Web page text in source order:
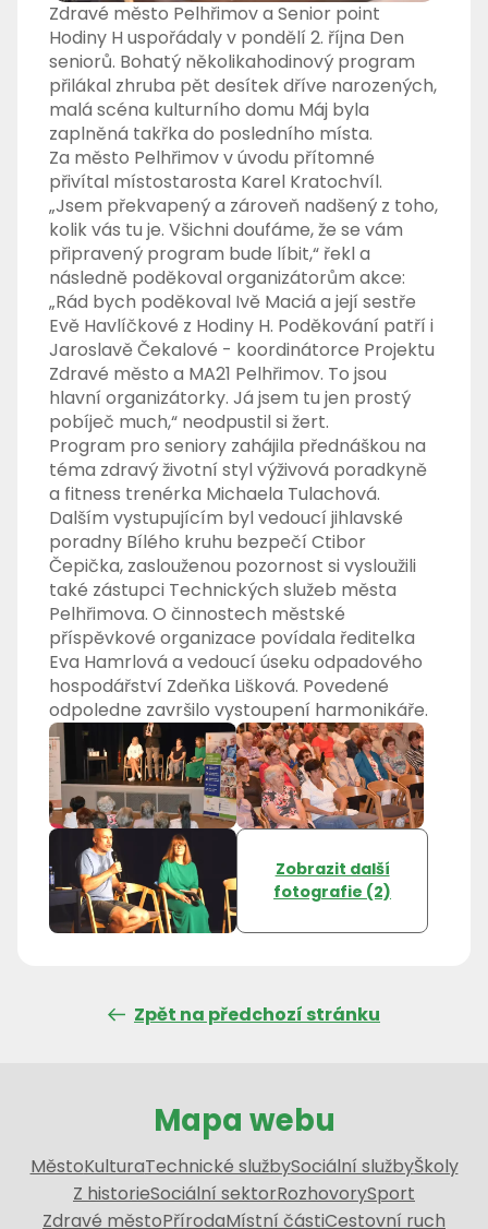
Zdravé město Pelhřimov a Senior point
Hodiny H uspořádaly v pondělí 2. října Den
seniorů. Bohatý několikahodinový program
přilákal zhruba pět desítek dříve narozených,
malá scéna kulturního domu Máj byla
zaplněná takřka do posledního místa.
Za město Pelhřimov v úvodu přítomné
přivítal místostarosta Karel Kratochvíl.
„Jsem překvapený a zároveň nadšený z toho,
kolik vás tu je. Všichni doufáme, že se vám
připravený program bude líbit,“ řekl a
následně poděkoval organizátorům akce:
„Rád bych poděkoval Ivě Maciá a její sestře
Evě Havlíčkové z Hodiny H. Poděkování patří i
Jaroslavě Čekalové - koordinátorce Projektu
Zdravé město a MA21 Pelhřimov. To jsou
hlavní organizátorky. Já jsem tu jen prostý
pobíječ much,“ neodpustil si žert.
Program pro seniory zahájila přednáškou na
téma zdravý životní styl výživová poradkyně
a fitness trenérka Michaela Tulachová.
Dalším vystupujícím byl vedoucí jihlavské
poradny Bílého kruhu bezpečí Ctibor
Čepička, zaslouženou pozornost si vysloužili
také zástupci Technických služeb města
Pelhřimova. O činnostech městské
příspěvkové organizace povídala ředitelka
Eva Hamrlová a vedoucí úseku odpadového
hospodářství Zdeňka Lišková. Povedené
odpoledne završilo vystoupení harmonikáře.
Zobrazit další
fotografie (2)
Zpět na předchozí stránku
Mapa webu
MěstoKulturaTechnické službySociální službyŠkoly
Z historieSociální sektorRozhovorySport
Zdravé městoPřírodaMístní částiCestovní ruch